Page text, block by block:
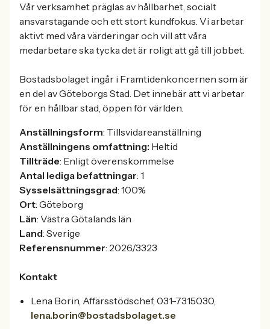
Vår verksamhet präglas av hållbarhet, socialt
ansvarstagande och ett stort kundfokus. Vi arbetar
aktivt med våra värderingar och vill att våra
medarbetare ska tycka det är roligt att gå till jobbet.
Bostadsbolaget ingår i Framtidenkoncernen som är
en del av Göteborgs Stad. Det innebär att vi arbetar
för en hållbar stad, öppen för världen.
Anställningsform: Tillsvidareanställning
Anställningens omfattning: Heltid
Tillträde: Enligt överenskommelse
Antal lediga befattningar: 1
Sysselsättningsgrad: 100%
Ort: Göteborg
Län: Västra Götalands län
Land: Sverige
Referensnummer: 2026/3323
Kontakt
Lena Borin, Affärsstödschef, 031-7315030,
lena.borin@bostadsbolaget.se